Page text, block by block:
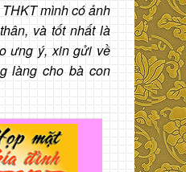
mình có ảnh
và tốt nhất là
ưng ý, xin gửi về
làng cho bà con